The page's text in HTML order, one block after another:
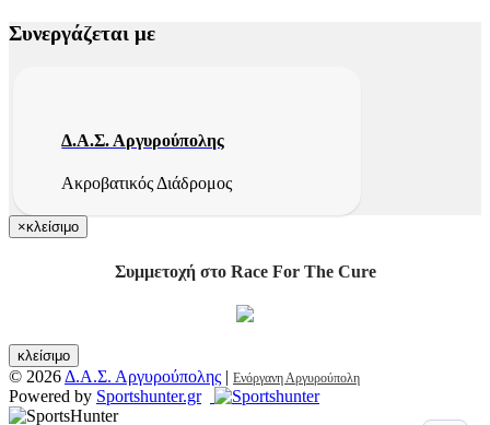
Συνεργάζεται με
Δ.Α.Σ. Αργυρούπολης
Ακροβατικός Διάδρομος
×κλείσιμο
Συμμετοχή στο Race For The Cure
κλείσιμο
© 2026Δ.Α.Σ. Αργυρούπολης | Ενόργανη Αργυρούπολη
Powered by Sportshunter.gr